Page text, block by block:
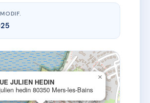
JULIEN HEDIN
hedin 80350 Mers-les-Bains
×